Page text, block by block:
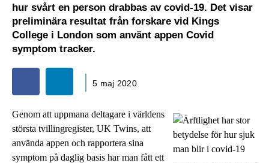
hur svårt en person drabbas av covid-19. Det visar
preliminära resultat från forskare vid Kings
College i London som använt appen Covid
symptom tracker.
5 maj 2020
Genom att uppmana deltagare i världens
största tvillingregister, UK Twins, att
använda appen och rapportera sina
symptom på daglig basis har man fått ett